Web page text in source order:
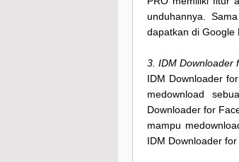
unduhannya.
dapatkan di Google
3. IDM Downloader
IDM Downloader
medownload
Downloader for
mampu
IDM Downloader